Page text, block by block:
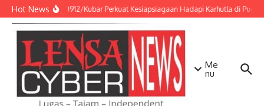
Lewati ke konten
Hot NewsKodim 0912/Kubar Perkuat Kesiapsiagaan Hadapi Karhutla di
Me
nu